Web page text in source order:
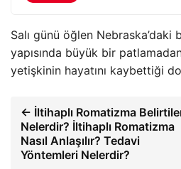
Salı günü öğlen
yapısında büyük bir
yetişkinin hayatını kaybettiği
← İltihaplı Romatizma
Nelerdir? İltihaplı Romatizma
Nasıl Anlaşılır? Tedavi
Yöntemleri Nelerdir?